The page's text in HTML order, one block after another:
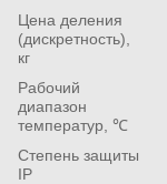
Цена деления
(дискретность),
кг
Рабочий
диапазон
температур, ℃
Степень защиты
IP